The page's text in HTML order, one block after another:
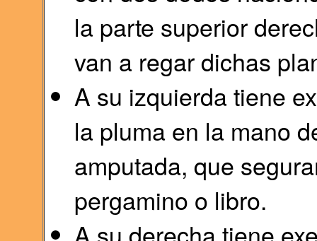
la parte superior
van a regar dichas
A su izquierda tiene
la pluma en la mano
amputada, que
pergamino o libro.